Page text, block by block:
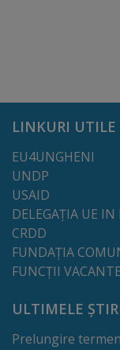
Consultări
publice
Achiziții
publice
Planuri/
LINKURI UTILE
EU4UNGHENI
UNDP
USAID
DELEGAȚIA UE
CRDD
FUNDAȚIA
FUNCȚII VACANTE
ULTIMELE
Prelungire